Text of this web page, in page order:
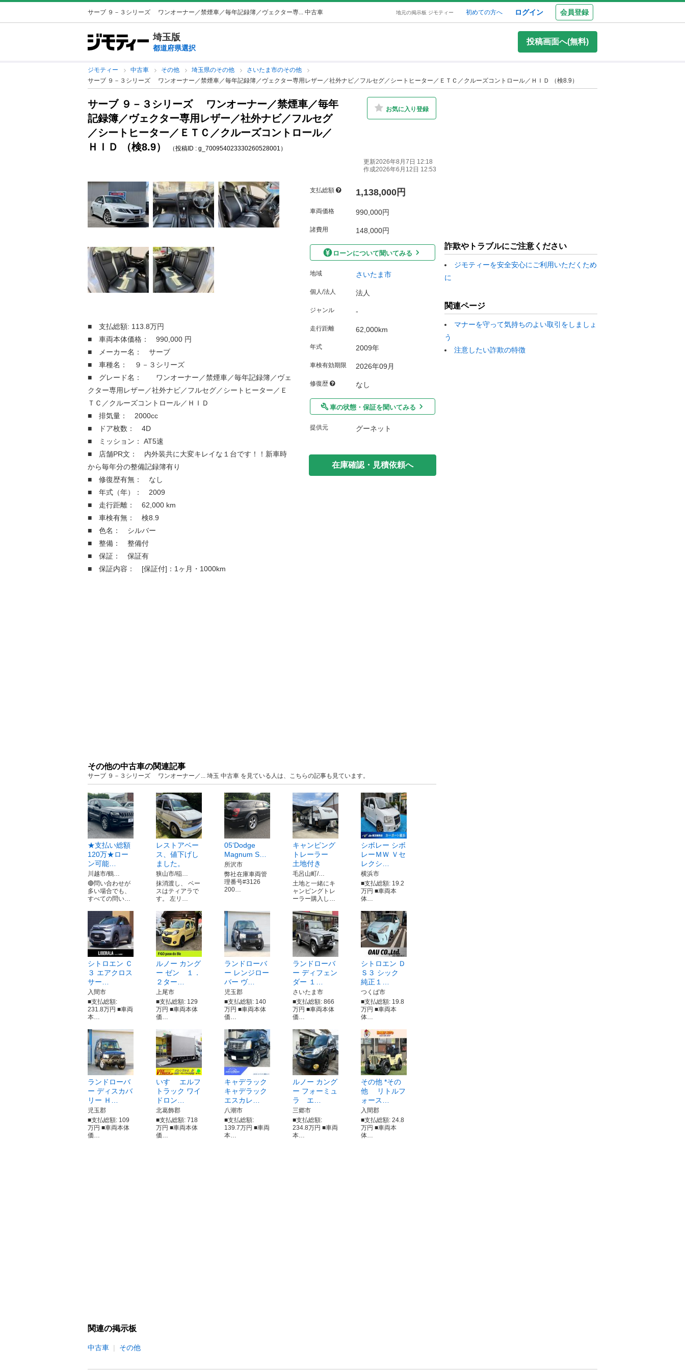
サーブ ９－３シリーズ ワンオーナー／禁煙車／毎年記録簿／ヴェクター専... 中古車 地元の掲示板 ジモティー 初めての方へ ログイン 会員登録
埼玉版
都道府県選択
投稿画面へ(無料)
ジモティー 中古車 その他 埼玉県のその他
さいたま市のその他
サーブ ９－３シリーズ ワンオーナー／禁煙車／毎年記録簿／ヴェクター専用レザー／社外ナビ／フルセグ／シートヒーター／ＥＴＣ／クルーズコントロール／ＨＩＤ （検8.9）
サーブ ９－３シリーズ ワンオーナー／禁煙車／毎年
記録簿／ヴェクター専用レザー／社外ナビ／フルセグ
／シートヒーター／ＥＴＣ／クルーズコントロール／
ＨＩＤ （検8.9）
（投稿ID : g_700954023330260528001）
お気に入り登録
更新2026年8月7日 12:18
作成2026年6月12日 12:53
■ 支払総額: 113.8万円
■ 車両本体価格： 990,000 円
■ メーカー名： サーブ
■ 車種名： ９－３シリーズ
■ グレード名： ワンオーナー／禁煙車／毎年記録簿／ヴェ
クター専用レザー／社外ナビ／フルセグ／シートヒーター／Ｅ
ＴＣ／クルーズコントロール／ＨＩＤ
■ 排気量： 2000cc
■ ドア枚数： 4D
■ ミッション： AT5速
■ 店舗PR文： 内外装共に大変キレイな１台です！！新車時
から毎年分の整備記録簿有り
■ 修復歴有無： なし
■ 年式（年）： 2009
■ 走行距離： 62,000 km
■ 車検有無： 検8.9
■ 色名： シルバー
■ 整備： 整備付
■ 保証： 保証有
■ 保証内容： [保証付]：1ヶ月・1000km
支払総額 1,138,000円
車両価格 990,000円
諸費用 148,000円
ローンについて聞いてみる
地域 さいたま市
個人/法人 法人
ジャンル -
走行距離 62,000km
年式 2009年
車検有効期限 2026年09月
修復歴 なし
車の状態・保証を聞いてみる
提供元 グーネット
在庫確認・見積依頼へ
その他の中古車の関連記事
サーブ ９－３シリーズ ワンオーナー／... 埼玉 中古車 を見ている人は、こちらの記事も見ています。
★支払い総額
120万★ロー
ン可能…
川越市/鶴…
🔴問い合わせが
多い場合でも、
すべての問い…
レストアベー
ス、値下げし
ました。
狭山市/稲…
抹消渡し、 ベー
スはティアラで
す。 左リ…
05‘Dodge
Magnum S…
所沢市
弊社在庫車両管
理番号#3126
200…
キャンピング
トレーラー
土地付き
毛呂山町/…
土地と一緒にキ
ャンピングトレ
ーラー購入し…
シボレー シボ
レーＭＷ Ｖセ
レクシ…
横浜市
■支払総額: 19.2
万円 ■車両本
体…
シトロエン Ｃ
３ エアクロス
サー…
入間市
■支払総額:
231.8万円 ■車両
本…
ルノー カング
ー ゼン １．
２ター…
上尾市
■支払総額: 129
万円 ■車両本体
価…
ランドローバ
ー レンジロー
バー ヴ…
児玉郡
■支払総額: 140
万円 ■車両本体
価…
ランドローバ
ー ディフェン
ダー １…
さいたま市
■支払総額: 866
万円 ■車両本体
価…
シトロエン Ｄ
Ｓ３ シック
純正１…
つくば市
■支払総額: 19.8
万円 ■車両本
体…
ランドローバ
ー ディスカバ
リー Ｈ…
児玉郡
■支払総額: 109
万円 ■車両本体
価…
いすゞ エルフ
トラック ワイ
ドロン…
北葛飾郡
■支払総額: 718
万円 ■車両本体
価…
キャデラック
キャデラック
エスカレ…
八潮市
■支払総額:
139.7万円 ■車両
本…
ルノー カング
ー フォーミュ
ラ エ…
三郷市
■支払総額:
234.8万円 ■車両
本…
その他 *その
他 リトルフ
ォース…
入間郡
■支払総額: 24.8
万円 ■車両本
体…
関連の掲示板
中古車 その他
詐欺やトラブルにご注意ください
ジモティーを安全安心にご利用いただくため
に
関連ページ
マナーを守って気持ちのよい取引をしましょ
う
注意したい詐欺の特徴